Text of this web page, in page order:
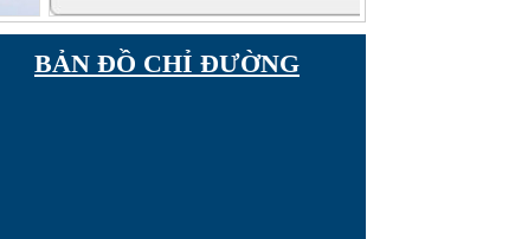
BẢN ĐỒ CHỈ ĐƯỜNG